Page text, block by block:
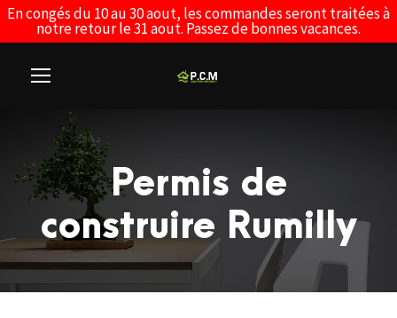
En congés du 10 au 30 aout, les commandes seront traitées à
notre retour le 31 aout. Passez de bonnes vacances.
Permis de
construire Rumilly